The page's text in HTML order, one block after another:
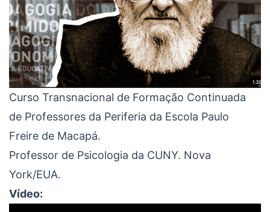
Curso Transnacional de Formação Continuada
de Professores da Periferia da Escola Paulo
Freire de Macapá.
Professor de Psicologia da CUNY. Nova
York/EUA.
Vídeo: